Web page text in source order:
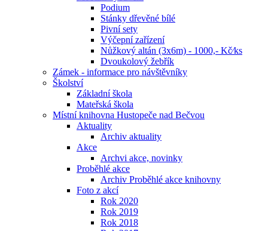
Podium
Stánky dřevěné bílé
Pivní sety
Výčepní zařízení
Nůžkový altán (3x6m) - 1000,- Kč⁄ks
Dvoukolový žebřík
Zámek - informace pro návštěvníky
Školství
Základní škola
Mateřská škola
Místní knihovna Hustopeče nad Bečvou
Aktuality
Archiv aktuality
Akce
Archvi akce, novinky
Proběhlé akce
Archiv Proběhlé akce knihovny
Foto z akcí
Rok 2020
Rok 2019
Rok 2018